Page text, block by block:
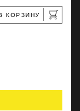
КОРЗИНУ